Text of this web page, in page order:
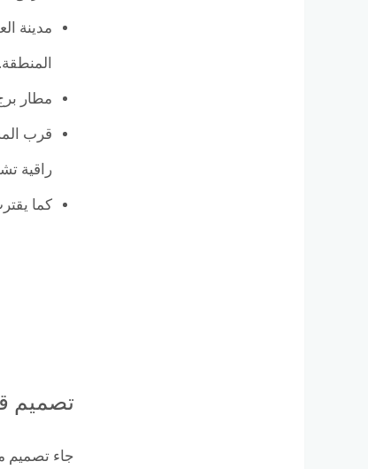
المنطقة.
مطار برج العرب الدولي يبعد 188
قرب
راقية
كما
تصميم